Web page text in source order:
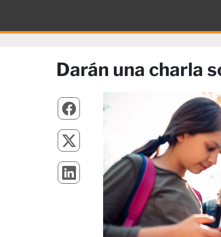
Darán una charla